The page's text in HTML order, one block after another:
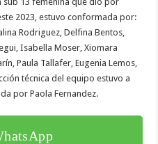
2023, estuvo conformada por:
Rodriguez, Delfina Bentos,
Isabella Moser, Xiomara
Paula Tallafer, Eugenia Lemos,
técnica del equipo estuvo a
por Paola Fernandez.